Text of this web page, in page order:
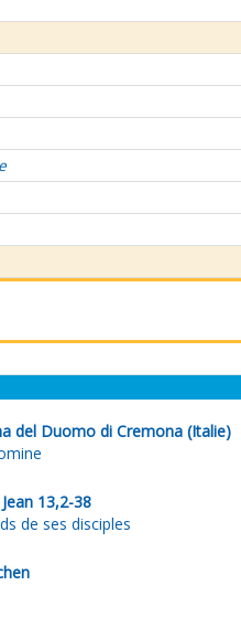
del Duomo di Cremona (Italie)
13,2-38
de ses disciples